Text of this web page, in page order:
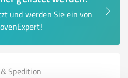
und werden Sie ein von
Spedition